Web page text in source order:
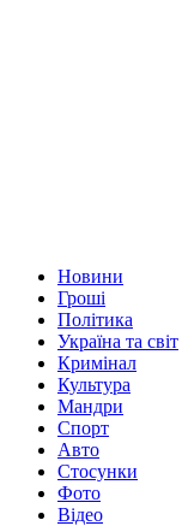
Новини
Гроші
Політика
Україна та світ
Кримінал
Культура
Мандри
Спорт
Авто
Стосунки
Фото
Відео